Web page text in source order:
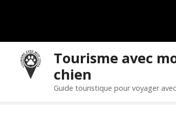
Tourisme avec
chien
Guide touristique pour voyager